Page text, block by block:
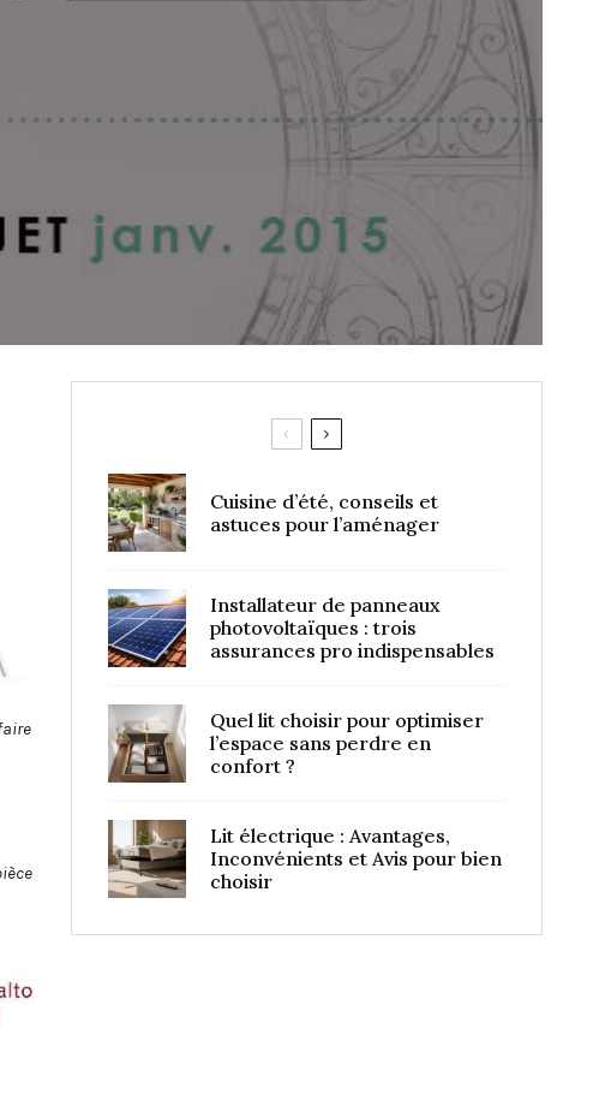
Cuisine d’été, conseils et
astuces pour l’aménager
Installateur de panneaux
photovoltaïques : trois
assurances pro indispensables
Quel lit choisir pour optimiser
l’espace sans perdre en
confort ?
Lit électrique : Avantages,
Inconvénients et Avis pour bien
choisir